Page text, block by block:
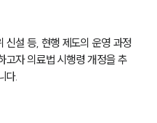
신설 등, 현행 제도의 운영 과정
고자 의료법 시행령 개정을 추
다.